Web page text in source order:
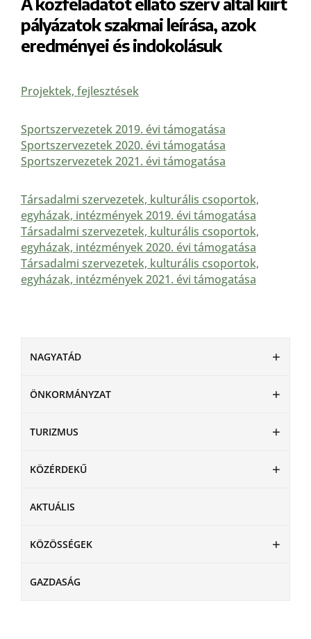
NAGYATÁD
ÖNKORMÁNYZAT
TURIZMUS
KÖZÉRDEKŰ
AKTUÁLIS
KÖZÖSSÉGEK
GAZDASÁG
pályázatok szakmai leírása, azok
eredményei és indokolásuk
Projektek, fejlesztések
Sportszervezetek 2019. évi támogatása
Sportszervezetek 2020. évi támogatása
Sportszervezetek 2021. évi támogatása
Társadalmi szervezetek, kulturális csoportok,
egyházak, intézmények 2019. évi támogatása
Társadalmi szervezetek, kulturális csoportok,
egyházak, intézmények 2020. évi támogatása
Társadalmi szervezetek, kulturális csoportok,
egyházak, intézmények 2021. évi támogatása